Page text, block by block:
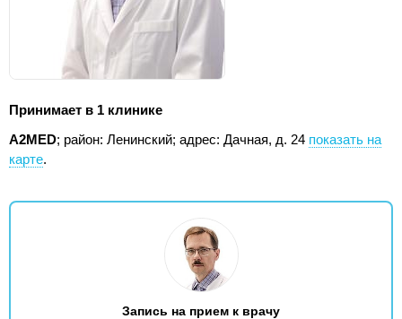
Принимает в 1 клинике
А2МЕD; район: Ленинский; адрес: Дачная, д. 24 показать на
карте.
Запись на прием к врачу